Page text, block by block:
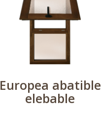
Europea abatible
elebable